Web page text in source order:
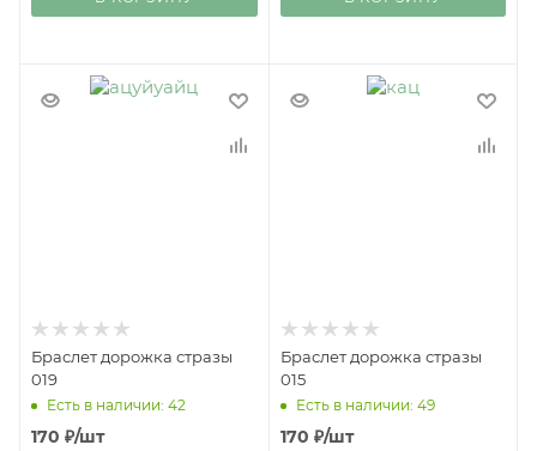
Браслет дорожка стразы
019
Есть в наличии: 42
170 ₽/шт
Браслет дорожка стразы
015
Есть в наличии: 49
170 ₽/шт